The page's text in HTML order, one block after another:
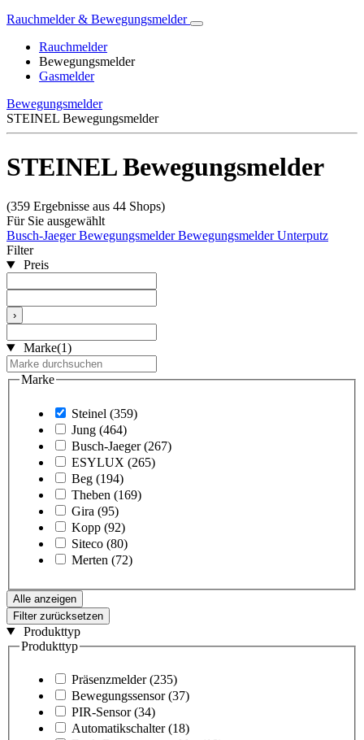
Rauchmelder & Bewegungsmelder
Rauchmelder
Bewegungsmelder
Gasmelder
Bewegungsmelder
STEINEL Bewegungsmelder
STEINEL Bewegungsmelder
(359 Ergebnisse aus 44 Shops)
Für Sie ausgewählt
Busch-Jaeger BewegungsmelderBewegungsmelder Unterputz
Filter
Preis
›
Marke(1)
Marke
Steinel (359)
Jung (464)
Busch-Jaeger (267)
ESYLUX (265)
Beg (194)
Theben (169)
Gira (95)
Kopp (92)
Siteco (80)
Merten (72)
Alle anzeigen
Filter zurücksetzen
Produkttyp
Produkttyp
Präsenzmelder (235)
Bewegungssensor (37)
PIR-Sensor (34)
Automatikschalter (18)